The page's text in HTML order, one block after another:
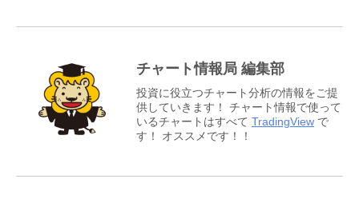
チャート情報局 編集部
投資に役立つチャート分析の情報をご提
供していきます！ チャート情報で使って
いるチャートはすべて TradingView で
す！ オススメです！！